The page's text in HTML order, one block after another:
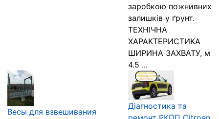
заробкою пожнивних
залишків у ґрунт.
ТЕХНІЧНА
ХАРАКТЕРИСТИКА
ШИРИНА ЗАХВАТУ, м
4.5 ...
Весы для взвешивания
Діагностика та